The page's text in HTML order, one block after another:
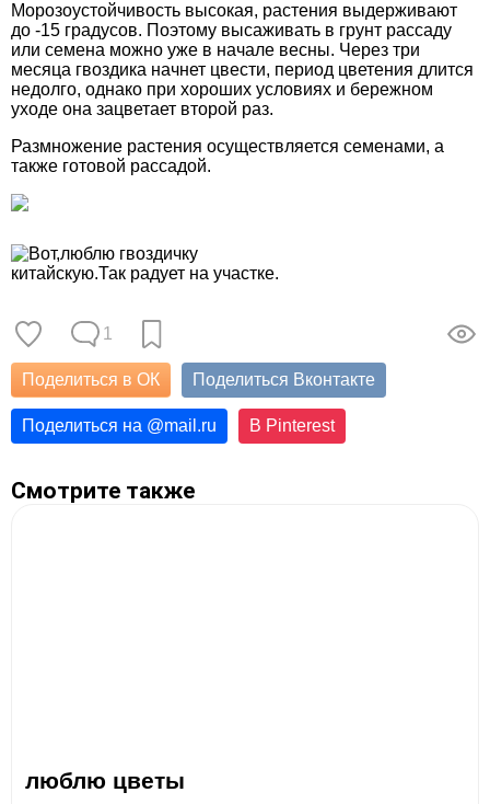
Морозоустойчивость высокая, растения выдерживают
до -15 градусов. Поэтому высаживать в грунт рассаду
или семена можно уже в начале весны. Через три
месяца гвоздика начнет цвести, период цветения длится
недолго, однако при хороших условиях и бережном
уходе она зацветает второй раз.
Размножение растения осуществляется семенами, а
также готовой рассадой.
1
Поделиться в ОК Поделиться Вконтакте
Поделиться на @mail.ru В Pinterest
Смотрите также
люблю цветы